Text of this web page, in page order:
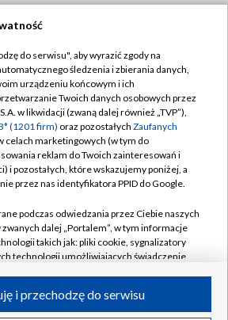
TVP
TVP
Cyfrowa
Regulamin TVP
prywatności
Moje zgody
Pomoc
Kontakt
Kanały
do serwisu", aby wyrazić zgody na
śledzenia i zbierania danych,
urządzeniu końcowym i ich
Twoich danych osobowych przez
w likwidacji (zwaną dalej również „TVP”),
(1201 firm) oraz pozostałych Zaufanych
celach marketingowych (w tym do
reklam do Twoich zainteresowań i
i pozostałych, które wskazujemy poniżej, a
przez nas identyfikatora PPID do Google.
podczas odwiedzania przez Ciebie naszych
zwanych dalej „Portalem”, w tym informacje
takich jak: pliki cookie, sygnalizatory
technologii umożliwiających świadczenie
i przechodzę do serwisu